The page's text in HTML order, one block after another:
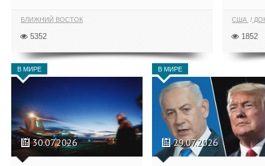
БЛИЖНИЙ ВОСТОК
5352
США
1852
В МИРЕ
30.07.2026
В МИРЕ
29.07.2026